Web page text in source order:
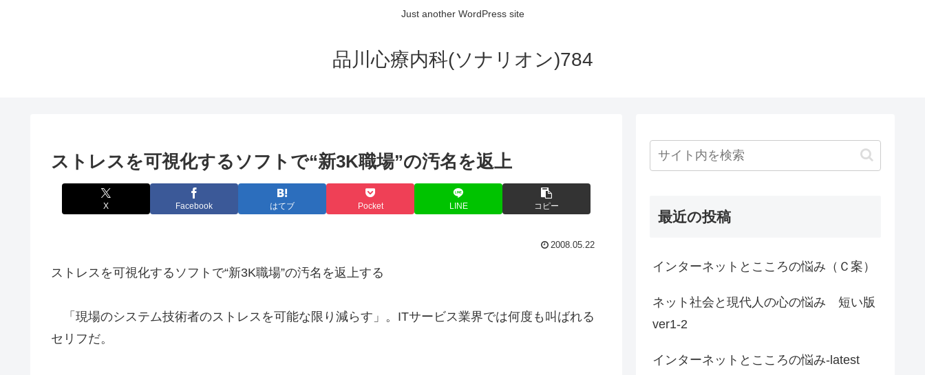
Just another WordPress site
品川心療内科(ソナリオン)784
ストレスを可視化するソフトで“新3K職場”の汚名を返上
X Facebook はてブ Pocket LINE コピー
2008.05.22
ストレスを可視化するソフトで“新3K職場”の汚名を返上する
「現場のシステム技術者のストレスを可能な限り減らす」。ITサービス業界では何度も叫ばれる
セリフだ。
最近の投稿
インターネットとこころの悩み（Ｃ案）
ネット社会と現代人の心の悩み 短い版
ver1-2
インターネットとこころの悩み-latest